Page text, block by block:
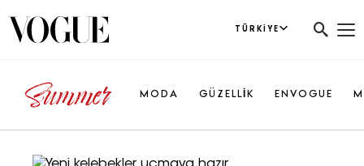
TÜRKIYE
MODA GÜZELLİK ENVOGUE